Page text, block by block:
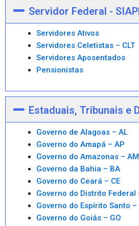
Servidor Federal -
Servidores Ativos
Servidores Celetistas – CLT
Servidores Aposentados
Pensionistas
Estaduais, Tribunais e
Governo de Alagoas – AL
Governo do Amapá – AP
Governo do Amazonas – AM
Governo da Bahia – BA
Governo do Ceará – CE
Governo do Distrito Federal
Governo do Espírito Santo –
Governo do Goiás – GO